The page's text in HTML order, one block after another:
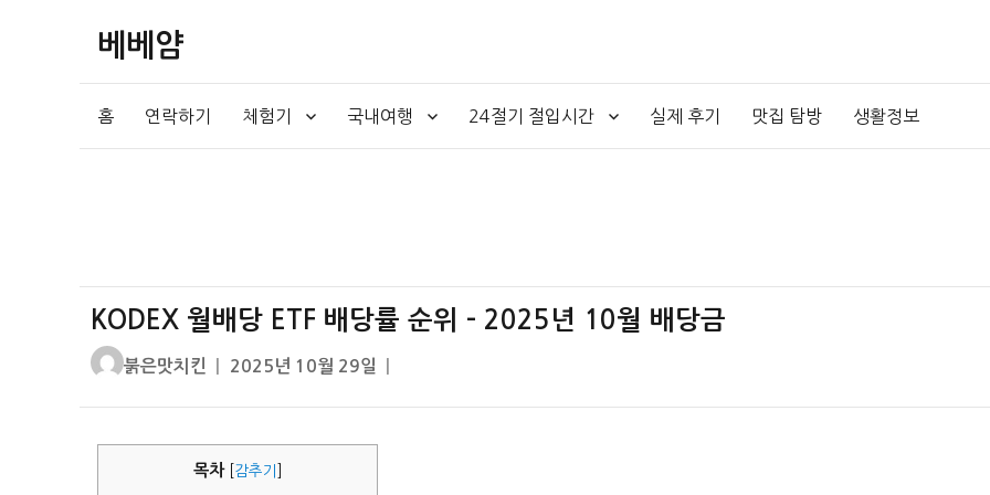
베베얌
홈 연락하기 체험기 국내여행 24절기 절입시간 실제 후기 맛집 탐방 생활정보
KODEX 월배당 ETF 배당률 순위 – 2025년 10월 배당금
글
붉은맛치킨
작
자
2025년 10월 29일
목차 감추기